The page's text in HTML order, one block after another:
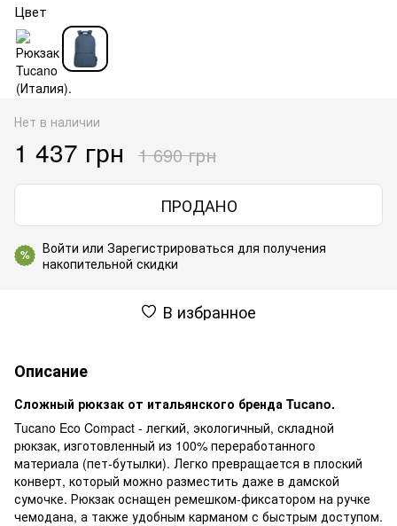
Цвет
Нет в наличии
1 437 грн 1 690 грн
ПРОДАНО
% Войти или Зарегистрироваться для получения
накопительной скидки
В избранное
Описание
Сложный рюкзак от итальянского бренда Tucano.
Tucano Eco Compact - легкий, экологичный, складной
рюкзак, изготовленный из 100% переработанного
материала (пет-бутылки). Легко превращается в плоский
конверт, который можно разместить даже в дамской
сумочке. Рюкзак оснащен ремешком-фиксатором на ручке
чемодана, а также удобным карманом с быстрым доступом.